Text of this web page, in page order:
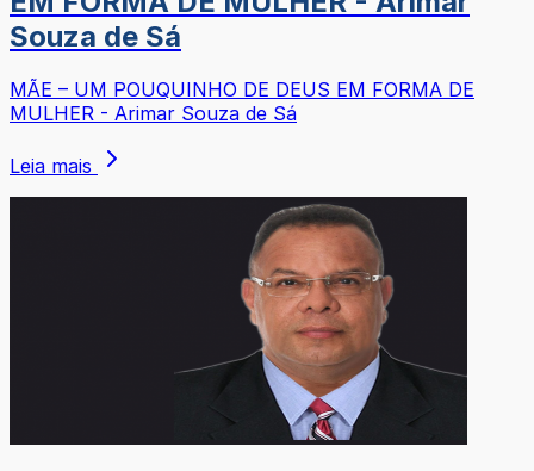
Souza de Sá
MÃE – UM POUQUINHO DE DEUS EM FORMA DE
MULHER - Arimar Souza de Sá
Leia mais